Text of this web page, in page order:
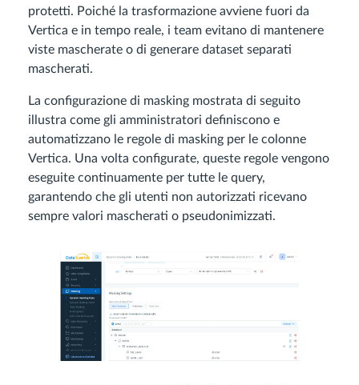
protetti. Poiché la trasformazione avviene fuori da
Vertica e in tempo reale, i team evitano di mantenere
viste mascherate o di generare dataset separati
mascherati.
La configurazione di masking mostrata di seguito
illustra come gli amministratori definiscono e
automatizzano le regole di masking per le colonne
Vertica. Una volta configurate, queste regole vengono
eseguite continuamente per tutte le query,
garantendo che gli utenti non autorizzati ricevano
sempre valori mascherati o pseudonimizzati.